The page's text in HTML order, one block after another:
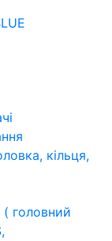
кільця,
головний